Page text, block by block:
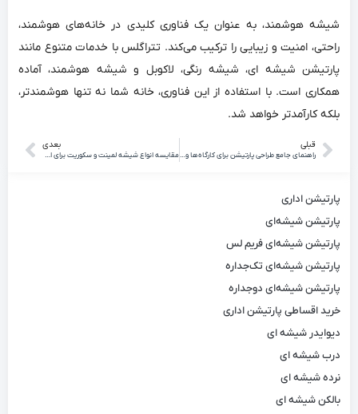
پارتیشن اداری
پارتیشن شیشه‌ای
پارتیشن شیشه‌ای فریم لس
پارتیشن شیشه‌ای تک‌جداره
پارتیشن شیشه‌ای دوجداره
خرید اقساطی پارتیشن اداری
دیوایدر شیشه ای
درب شیشه ای
نرده شیشه ای
بالکن شیشه ای
شیشه هوشمند، به عنوان یک فناوری کلیدی در خانه‌های هوشمند،
راحتی، امنیت و زیبایی را ترکیب می‌کند. تتراگلس با خدمات متنوع مانند
پارتیشن شیشه ای، شیشه رنگی، لاکوبل و شیشه هوشمند، آماده
همکاری است. با استفاده از این فناوری، خانه شما نه تنها هوشمندتر،
بلکه کارآمدتر خواهد شد.
قبلی
راهنمای جامع طراحی پارتیشن برای کارگاه‌ها و کارخانه‌ها
بعدی
مقایسه انواع شیشه لمینت و سکوریت برای ایمنی ساختمان